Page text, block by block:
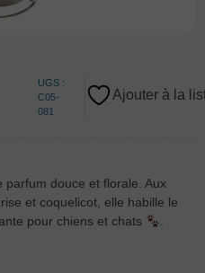
UGS :
C05-
081
Ajouter à la
parfum douce et florale. Aux
et coquelicot, elle habille le
pour chiens et chats
.